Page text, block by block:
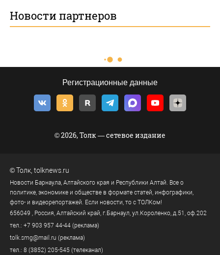
Новости партнеров
Регистрационные данные
© 2026, Толк — сетевое издание
©Толк tolknews.ru
Новости Барнаула, Алтайского края и Республики Алтай. Все о
политике, экономике и обществе в формате статей, инфографики,
фото- и видеорепортажей. Если новости, то с ТОЛКом!
656049
, Россия, Алтайский край, г. Барнаул ул.Короленко, д.51, оф.202
тел.: +7 903 957 44-44 (реклама)
tolk.smg@mail.ru (реклама)
тел.: 8 (3852) 205-545 (телеканал)